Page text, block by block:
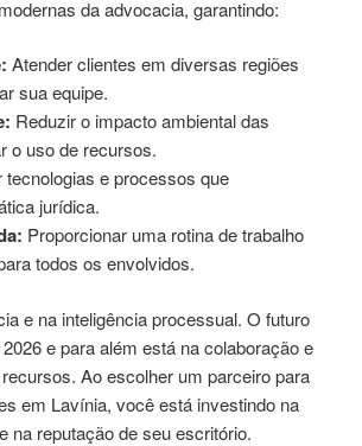
da advocacia, garantindo:
Atender clientes em diversas regiões
sua equipe.
Reduzir o impacto ambiental das
o uso de recursos.
tecnologias e processos que
jurídica.
Proporcionar uma rotina de trabalho
todos os envolvidos.
e na inteligência processual. O futuro
e para além está na colaboração e
Ao escolher um parceiro para
em Lavínia, você está investindo na
na reputação de seu escritório.